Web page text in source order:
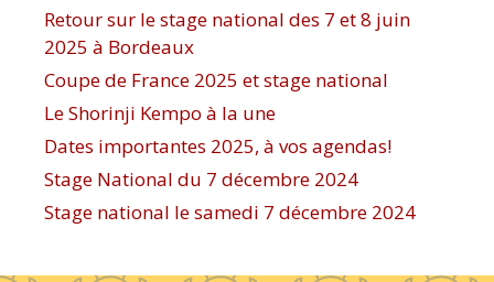
Retour sur le stage national des 7 et 8 juin
2025 à Bordeaux
Coupe de France 2025 et stage national
Le Shorinji Kempo à la une
Dates importantes 2025, à vos agendas!
Stage National du 7 décembre 2024
Stage national le samedi 7 décembre 2024